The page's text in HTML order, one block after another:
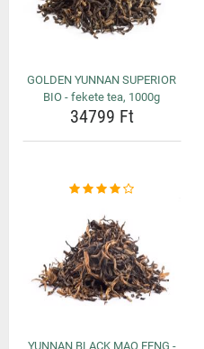
GOLDEN YUNNAN SUPERIOR
BIO - fekete tea, 1000g
34799 Ft
YUNNAN BLACK MAO FENG -